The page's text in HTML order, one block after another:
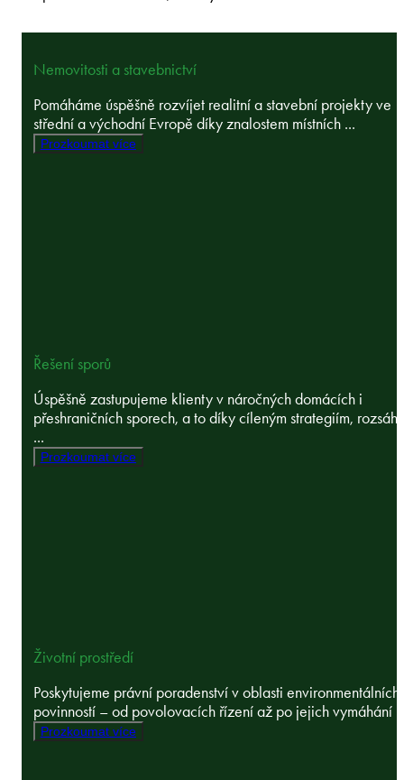
Nemovitosti a stavebnictví
Pomáháme úspěšně rozvíjet realitní a stavební projekty ve
střední a východní Evropě díky znalostem místních ...
Prozkoumat více
Řešení sporů
Úspěšně zastupujeme klienty v náročných domácích i
přeshraničních sporech, a to díky cíleným strategiím,
...
Prozkoumat více
Životní prostředí
Poskytujeme právní poradenství v oblasti environmentálních
povinností – od povolovacích řízení až po jejich vymáhání
Prozkoumat více